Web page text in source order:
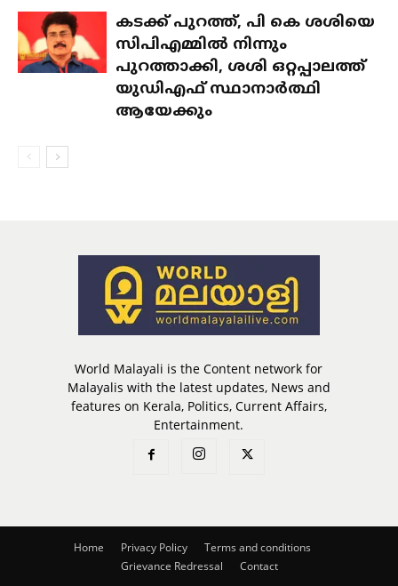
കടക്ക് പുറത്ത്, പി കെ ശശിയെ
സിപിഎമ്മിൽ നിന്നും
പുറത്താക്കി, ശശി ഒറ്റപ്പാലത്ത്
യുഡിഎഫ് സ്ഥാനാർത്ഥി
ആയേക്കും
World Malayali is the Content network for
Malayalis with the latest updates, News and
features on Kerala, Politics, Current Affairs,
Entertainment.
Home Privacy Policy
Terms and conditions
Grievance Redressal
Contact